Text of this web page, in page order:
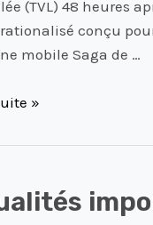
(TVL) 48 heures
conçu
mobile Saga de …
»